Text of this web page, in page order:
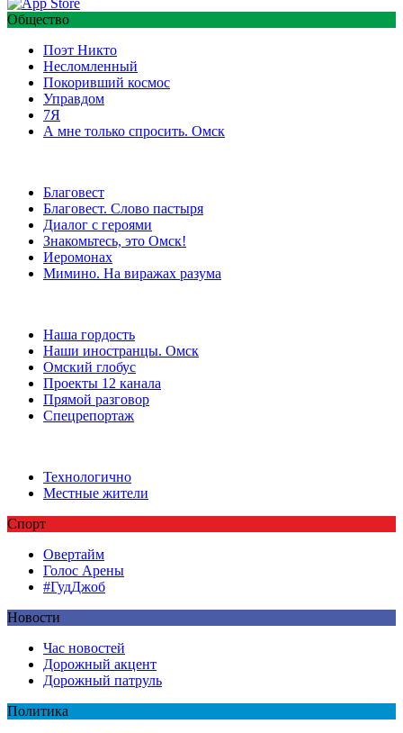
Общество
Поэт Никто
Несломленный
Покоривший космос
Управдом
7Я
А мне только спросить. Омск
Благовест
Благовест. Слово пастыря
Диалог с героями
Знакомьтесь, это Омск!
Иеромонах
Мимино. На виражах разума
Наша гордость
Наши иностранцы. Омск
Омский глобус
Проекты 12 канала
Прямой разговор
Спецрепортаж
Технологично
Местные жители
Спорт
Овертайм
Голос Арены
#ГудДжоб
Новости
Час новостей
Дорожный акцент
Дорожный патруль
Политика